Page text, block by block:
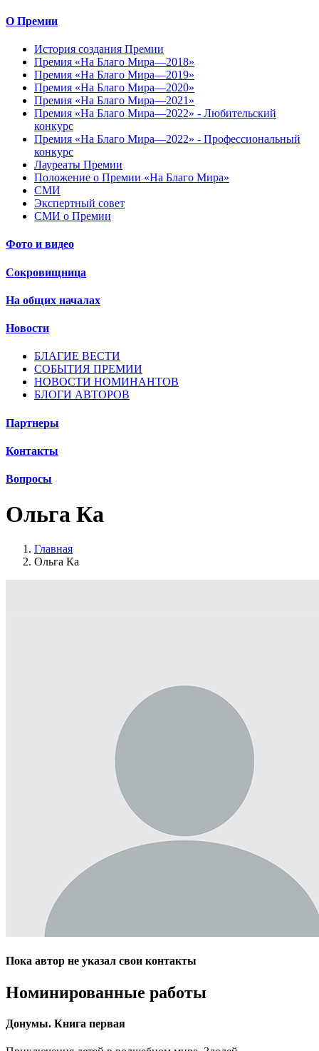
О Премии
История создания Премии
Премия «На Благо Мира—2018»
Премия «На Благо Мира—2019»
Премия «На Благо Мира—2020»
Премия «На Благо Мира—2021»
Премия «На Благо Мира—2022» - Любительский
конкурс
Премия «На Благо Мира—2022» - Профессиональный
конкурс
Лауреаты Премии
Положение о Премии «На Благо Мира»
СМИ
Экспертный совет
СМИ о Премии
Фото и видео
Сокровищница
На общих началах
Новости
БЛАГИЕ ВЕСТИ
СОБЫТИЯ ПРЕМИИ
НОВОСТИ НОМИНАНТОВ
БЛОГИ АВТОРОВ
Партнеры
Контакты
Вопросы
Ольга Ка
Главная
Ольга Ка
Пока автор не указал свои контакты
Номинированные работы
Донумы. Книга первая